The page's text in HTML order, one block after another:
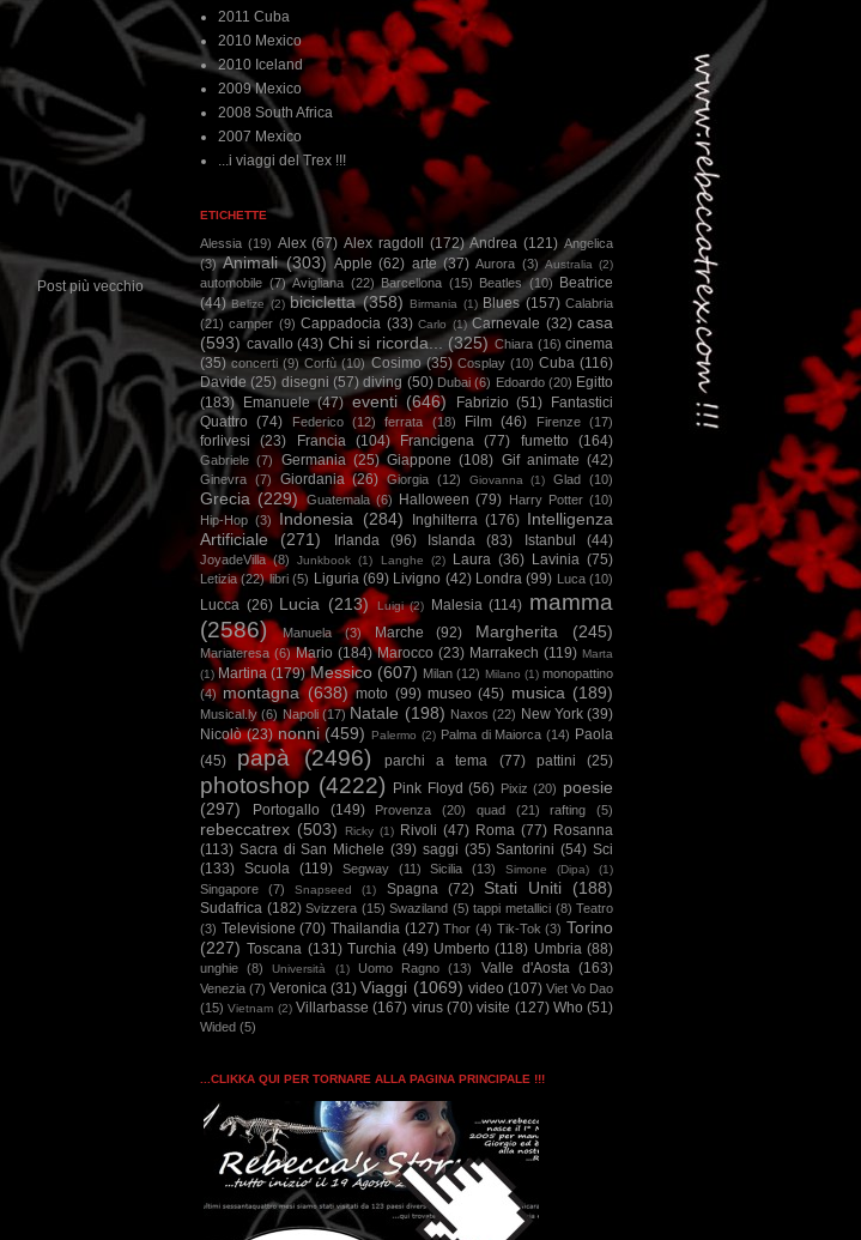
Post più vecchio
2011 Cuba
2010 Mexico
2010 Iceland
2009 Mexico
2008 South Africa
2007 Mexico
...i viaggi del Trex !!!
ETICHETTE
Alessia (19) Alex (67) Alex ragdoll (172) Andrea (121) Angelica
(3) Animali (303) Apple (62) arte (37) Aurora (3) Australia (2)
automobile (7) Avigliana (22) Barcellona (15) Beatles (10)
Beatrice
(44) Belize (2) bicicletta (358) Birmania (1) Blues (157) Calabria
(21) camper (9) Cappadocia (33) Carlo (1) Carnevale (32) casa
(593) cavallo (43) Chi si ricorda... (325) Chiara (16) cinema
(35) concerti (9) Corfù (10) Cosimo (35) Cosplay (10) Cuba (116)
Davide (25) disegni (57) diving (50) Dubai (6) Edoardo (20) Egitto
(183)
Emanuele (47) eventi (646) Fabrizio (51)
Fantastici
Quattro (74) Federico (12) ferrata (18) Film (46) Firenze (17)
forlivesi (23) Francia (104) Francigena (77) fumetto (164)
Gabriele (7) Germania (25) Giappone (108) Gif animate (42)
Ginevra (7) Giordania (26) Giorgia (12) Giovanna (1) Glad (10)
Grecia (229) Guatemala (6) Halloween (79) Harry Potter (10)
Hip-Hop (3) Indonesia (284) Inghilterra (176) Intelligenza
Artificiale
(271) Irlanda (96) Islanda (83) Istanbul (44)
JoyadeVilla (8) Junkbook (1) Langhe (2) Laura (36) Lavinia (75)
Letizia (22) libri (5) Liguria (69) Livigno (42) Londra (99) Luca (10)
Lucca (26) Lucia (213) Luigi (2) Malesia (114) mamma
(2586)
Manuela (3) Marche (92) Margherita (245)
Mariateresa (6) Mario (184) Marocco (23) Marrakech (119) Marta
(1) Martina (179) Messico (607) Milan (12) Milano (1) monopattino
(4) montagna (638) moto (99) museo (45) musica (189)
Musical.ly (6) Napoli (17) Natale (198) Naxos (22) New York (39)
Nicolò (23) nonni (459) Palermo (2) Palma di Maiorca (14) Paola
(45)
papà (2496) parchi a tema (77) pattini (25)
photoshop (4222) Pink Floyd (56) Pixiz (20) poesie
(297)
Portogallo (149) Provenza (20) quad (21) rafting (5)
rebeccatrex (503) Ricky (1) Rivoli (47) Roma (77) Rosanna
(113) Sacra di San Michele (39) saggi (35) Santorini (54) Sci
(133) Scuola (119) Segway (11) Sicilia (13) Simone (Dipa) (1)
Singapore (7) Snapseed (1) Spagna (72) Stati Uniti (188)
Sudafrica (182) Svizzera (15) Swaziland (5) tappi metallici (8) Teatro
(3) Televisione (70) Thailandia (127) Thor (4) Tik-Tok (3) Torino
(227) Toscana (131) Turchia (49) Umberto (118) Umbria (88)
unghie (8) Università (1) Uomo Ragno (13) Valle d'Aosta (163)
Venezia (7) Veronica (31) Viaggi (1069) video (107) Viet Vo Dao
(15) Vietnam (2) Villarbasse (167) virus (70) visite (127) Who (51)
Wided (5)
...CLIKKA QUI PER TORNARE ALLA PAGINA PRINCIPALE !!!